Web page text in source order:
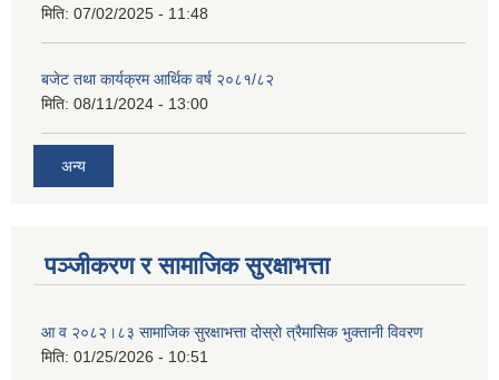
मिति: 07/02/2025 - 11:48
बजेट तथा कार्यक्रम आर्थिक वर्ष २०८१/८२
मिति: 08/11/2024 - 13:00
अन्य
पञ्जीकरण र सामाजिक सुरक्षाभत्ता
आ व २०८२।८३ सामाजिक सुरक्षाभत्ता दोस्रो त्रैमासिक भुक्तानी विवरण
मिति: 01/25/2026 - 10:51